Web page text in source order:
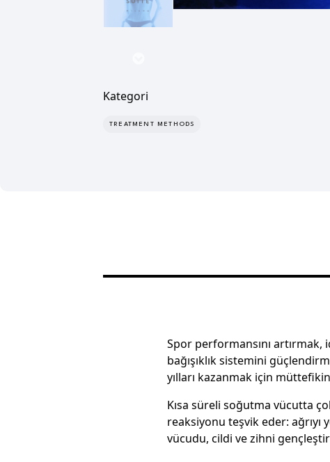
Kategori
TREATMENT METHODS
Spor performansını artırmak,
bağışıklık sistemini
yılları kazanmak için
Kısa süreli soğutma vücutta
reaksiyonu teşvik eder: ağrıyı
vücudu, cildi ve zihni